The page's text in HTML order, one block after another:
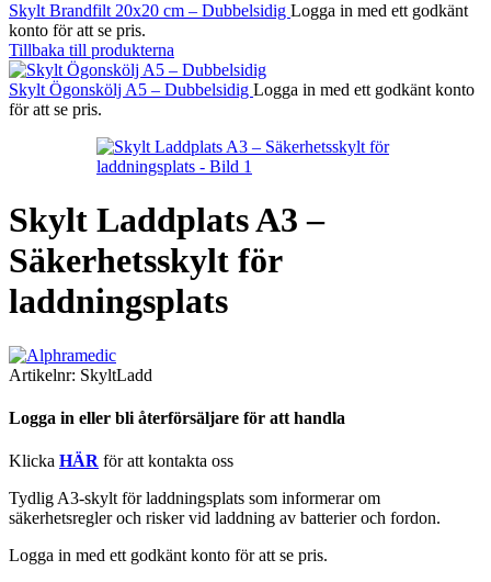
Skylt Brandfilt 20x20 cm – Dubbelsidig Logga in med ett godkänt
konto för att se pris.
Tillbaka till produkterna
Skylt Ögonskölj A5 – Dubbelsidig Logga in med ett godkänt konto
för att se pris.
Skylt Laddplats A3 –
Säkerhetsskylt för
laddningsplats
Artikelnr: SkyltLadd
Logga in eller bli återförsäljare för att handla
Klicka HÄR för att kontakta oss
Tydlig A3-skylt för laddningsplats som informerar om
säkerhetsregler och risker vid laddning av batterier och fordon.
Logga in med ett godkänt konto för att se pris.